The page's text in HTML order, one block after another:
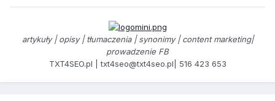
artykuły | opisy | tłumaczenia | synonimy | content marketing|
prowadzenie FB
TXT4SEO.pl | txt4seo@txt4seo.pl| 516 423 653